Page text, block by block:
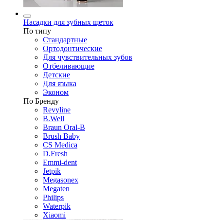
Насадки для зубных щеток
По типу
Стандартные
Ортодонтические
Для чувствительных зубов
Отбеливающие
Детские
Для языка
Эконом
По Бренду
Revyline
B.Well
Braun Oral-B
Brush Baby
CS Medica
D.Fresh
Emmi-dent
Jetpik
Megasonex
Megaten
Philips
Waterpik
Xiaomi